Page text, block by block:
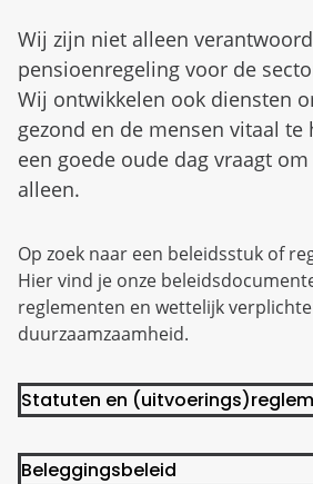
Wij zijn niet alleen
pensioenregeling voor de
Wij ontwikkelen ook diensten
gezond en de mensen vitaal te
een goede oude dag vraagt
alleen.
Op zoek naar een beleidsstuk of
Hier vind je onze
reglementen en wettelijk
duurzaamzaamheid.
Statuten en
Beleggingsbeleid